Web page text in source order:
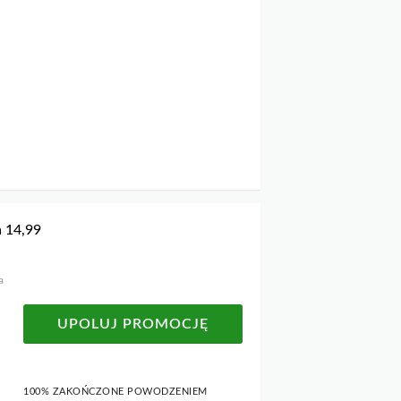
14,99
UPOLUJ PROMOCJĘ
100% ZAKOŃCZONE POWODZENIEM